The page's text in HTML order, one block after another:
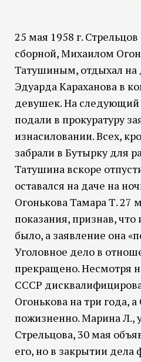
25 мая 1958 г.
сборной, Михаилом
Татушиным, отдыхал на
Эдуарда Караханова в
девушек. На следующий
подали в прокуратуру
изнасиловании. Всех,
забрали в Бутырку для
Татушина вскоре
оставался на даче на
Огонькова Тамара Т. 27
показания, признав,
было, а заявление она
Уголовное дело в
прекращено. Несмотря
СССР
Огонькова на три года, а
пожизненно. Марина Л.,
Стрельцова, 30 мая
его, но в закрытии дела